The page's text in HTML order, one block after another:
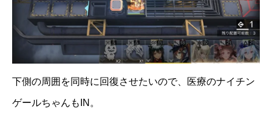
下側の周囲を同時に回復させたいので、医療のナイチン
ゲールちゃんもIN。